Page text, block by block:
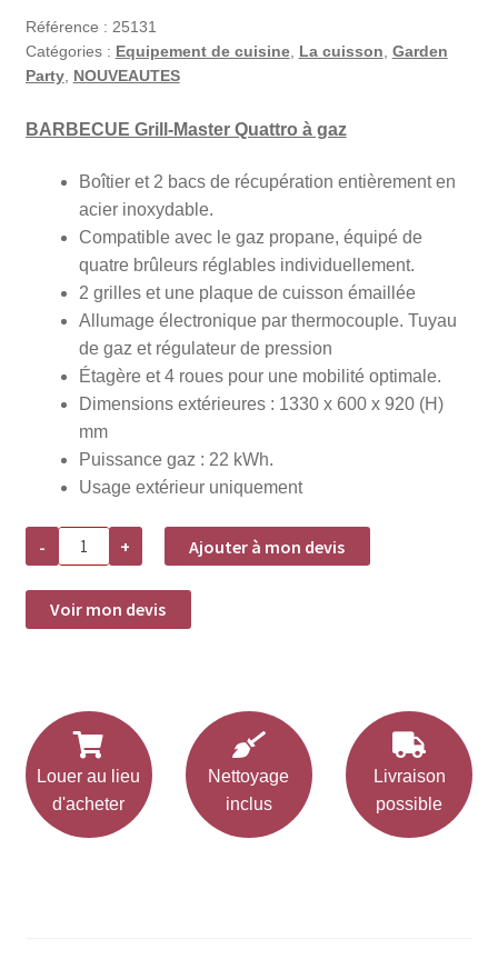
Référence : 25131
Catégories : Equipement de cuisine, La cuisson Garden
Party, NOUVEAUTES
BARBECUE Grill-Master Quattro à gaz
Boîtier et 2 bacs de récupération entièrement en
acier inoxydable.
Compatible avec le gaz propane, équipé de
quatre brûleurs réglables individuellement.
2 grilles et une plaque de cuisson émaillée
Allumage électronique par thermocouple. Tuyau
de gaz et régulateur de pression
Étagère et 4 roues pour une mobilité optimale.
Dimensions extérieures : 1330 x 600 x 920 (H)
mm
Puissance gaz : 22 kWh.
Usage extérieur uniquement
-
quantité
Barbecue
Grill
-
+ Ajouter à mon devis
Voir mon devis
Louer au lieu
d'acheter
Nettoyage
inclus
Livraison
possible